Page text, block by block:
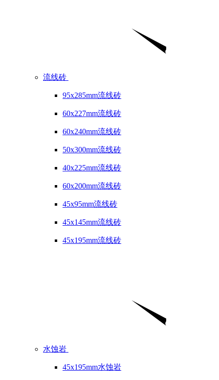
流线砖
95x285mm流线砖
60x227mm流线砖
60x240mm流线砖
50x300mm流线砖
40x225mm流线砖
60x200mm流线砖
45x95mm流线砖
45x145mm流线砖
45x195mm流线砖
水蚀岩
45x195mm水蚀岩